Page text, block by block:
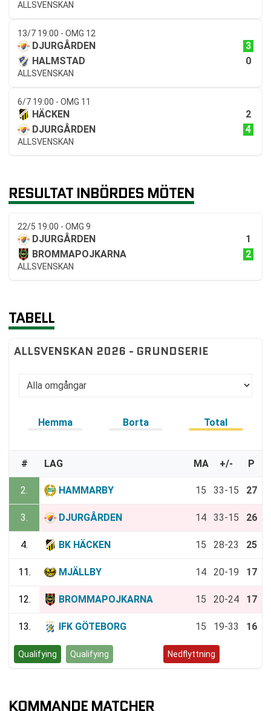
ALLSVENSKAN
13/7 19:00 - OMG 12
DJURGÅRDEN
3
HALMSTAD
0
ALLSVENSKAN
6/7 19:00 - OMG 11
HÄCKEN
2
DJURGÅRDEN
4
ALLSVENSKAN
RESULTAT INBÖRDES MÖTEN
22/5 19:00 - OMG 9
DJURGÅRDEN
1
BROMMAPOJKARNA
2
ALLSVENSKAN
TABELL
ALLSVENSKAN 2026 - GRUNDSERIE
Hemma Borta Total
# LAG MA +/- P
2. HAMMARBY 15 33-15 27
3. DJURGÅRDEN 14 33-15 26
4. BK HÄCKEN 15 28-23 25
11. MJÄLLBY 14 20-19 17
12. BROMMAPOJKARNA 15 20-24 17
13. IFK GÖTEBORG 15 19-33 16
Qualifying Qualifying Nedflyttning
KOMMANDE MATCHER